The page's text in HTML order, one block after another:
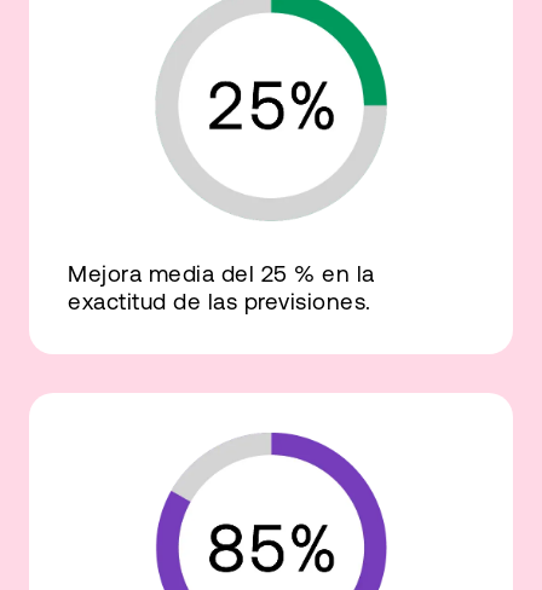
Mejora media del 25 % en la
exactitud de las previsiones.